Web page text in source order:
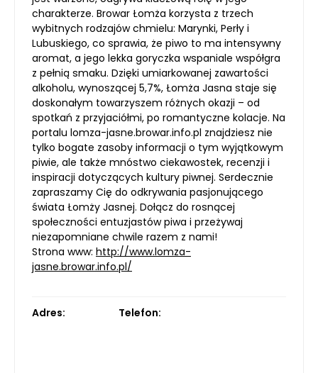
charakterze. Browar Łomża korzysta z trzech
wybitnych rodzajów chmielu: Marynki, Perły i
Lubuskiego, co sprawia, że piwo to ma intensywny
aromat, a jego lekka goryczka wspaniale współgra
z pełnią smaku. Dzięki umiarkowanej zawartości
alkoholu, wynoszącej 5,7%, Łomża Jasna staje się
doskonałym towarzyszem różnych okazji – od
spotkań z przyjaciółmi, po romantyczne kolacje. Na
portalu lomza-jasne.browar.info.pl znajdziesz nie
tylko bogate zasoby informacji o tym wyjątkowym
piwie, ale także mnóstwo ciekawostek, recenzji i
inspiracji dotyczących kultury piwnej. Serdecznie
zapraszamy Cię do odkrywania pasjonującego
świata Łomży Jasnej. Dołącz do rosnącej
społeczności entuzjastów piwa i przeżywaj
niezapomniane chwile razem z nami!
Strona www: http://www.lomza-
jasne.browar.info.pl/
Adres: Telefon: